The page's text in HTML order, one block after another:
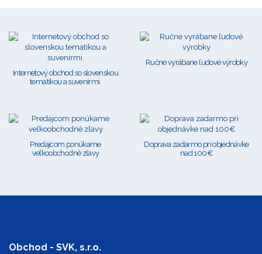
Internetový obchod so slovenskou
tematikou a suvenírmi.
Ručne vyrábane ľudové výrobky
Predajcom ponúkame
veľkoobchodné zľavy
Doprava zadarmo pri objednávke
nad 100€
Obchod - SVK, s.r.o.